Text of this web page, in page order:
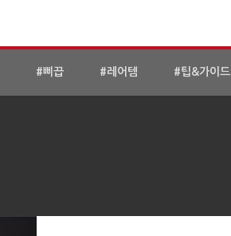
#삐끕 #레어템 #팁&가이드